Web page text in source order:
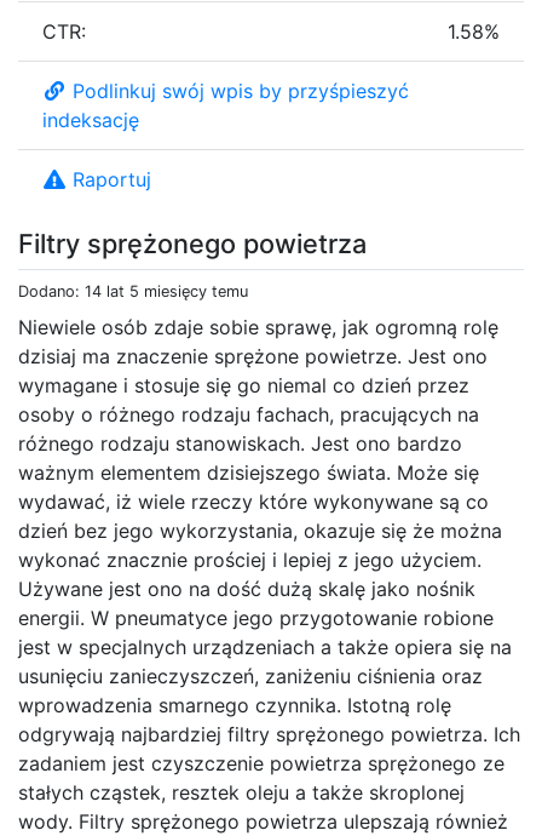
Filtry sprężonego powietrza
Dodano: 14 lat 5 miesięcy temu
Niewiele osób zdaje sobie sprawę, jak ogromną rolę
dzisiaj ma znaczenie sprężone powietrze. Jest ono
wymagane i stosuje się go niemal co dzień przez
osoby o różnego rodzaju fachach, pracujących na
różnego rodzaju stanowiskach. Jest ono bardzo
ważnym elementem dzisiejszego świata. Może się
wydawać, iż wiele rzeczy które wykonywane są co
dzień bez jego wykorzystania, okazuje się że można
wykonać znacznie prościej i lepiej z jego użyciem.
Używane jest ono na dość dużą skalę jako nośnik
energii. W pneumatyce jego przygotowanie robione
jest w specjalnych urządzeniach a także opiera się na
usunięciu zanieczyszczeń, zaniżeniu ciśnienia oraz
wprowadzenia smarnego czynnika. Istotną rolę
odgrywają najbardziej filtry sprężonego powietrza. Ich
zadaniem jest czyszczenie powietrza sprężonego ze
stałych cząstek, resztek oleju a także skroplonej
wody. Filtry sprężonego powietrza ulepszają również
CTR: 1.58%
Podlinkuj swój wpis by przyśpieszyć
indeksację
Raportuj